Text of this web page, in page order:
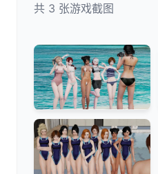
共 3 张游戏截图